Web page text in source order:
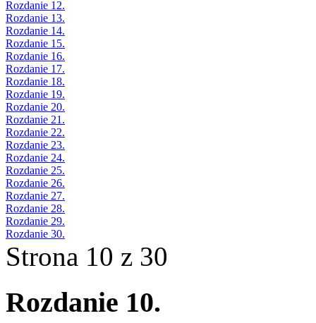
Rozdanie 12.
Rozdanie 13.
Rozdanie 14.
Rozdanie 15.
Rozdanie 16.
Rozdanie 17.
Rozdanie 18.
Rozdanie 19.
Rozdanie 20.
Rozdanie 21.
Rozdanie 22.
Rozdanie 23.
Rozdanie 24.
Rozdanie 25.
Rozdanie 26.
Rozdanie 27.
Rozdanie 28.
Rozdanie 29.
Rozdanie 30.
Strona 10 z 30
Rozdanie 10.